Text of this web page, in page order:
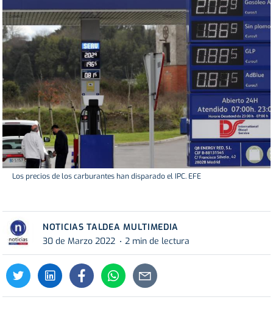
Los precios de los carburantes han disparado el IPC. EFE
NOTICIAS TALDEA MULTIMEDIA
30 de Marzo 2022
2 min de lectura